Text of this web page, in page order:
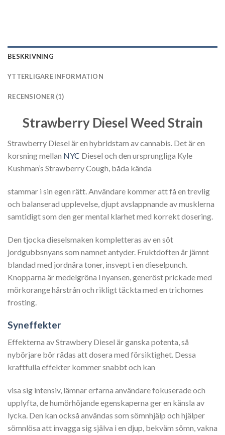
BESKRIVNING
YTTERLIGARE INFORMATION
RECENSIONER (1)
Strawberry Diesel Weed Strain
Strawberry Diesel är en hybridstam av cannabis. Det är en
korsning mellan NYC Diesel och den ursprungliga Kyle
Kushman’s Strawberry Cough, båda kända
stammar i sin egen rätt. Användare kommer att få en trevlig
och balanserad upplevelse, djupt avslappnande av musklerna
samtidigt som den ger mental klarhet med korrekt dosering.
Den tjocka dieselsmaken kompletteras av en söt
jordgubbsnyans som namnet antyder. Fruktdoften är jämnt
blandad med jordnära toner, insvept i en dieselpunch.
Knopparna är medelgröna i nyansen, generöst prickade med
mörkorange hårstrån och rikligt täckta med en trichomes
frosting.
Syneffekter
Effekterna av Strawbery Diesel är ganska potenta, så
nybörjare bör rådas att dosera med försiktighet. Dessa
kraftfulla effekter kommer snabbt och kan
visa sig intensiv, lämnar erfarna användare fokuserade och
upplyfta, de humörhöjande egenskaperna ger en känsla av
lycka. Den kan också användas som sömnhjälp och hjälper
sömnlösa att invagga sig själva i en djup, bekväm sömn, vakna